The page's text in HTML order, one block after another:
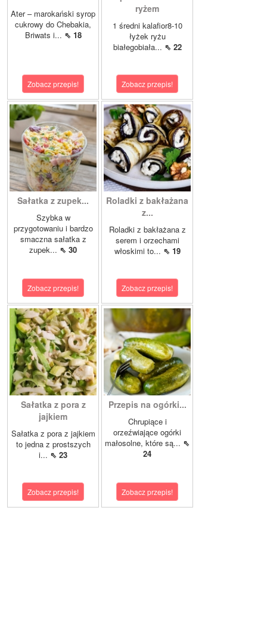
Ater – marokański syrop
cukrowy do Chebakia,
Briwats i... ⇖ 18
Zobacz przepis!
ryżem
1 średni kalafior8-10
łyżek ryżu
białegobiała... ⇖ 22
Zobacz przepis!
Sałatka z zupek...
Szybka w
przygotowaniu i bardzo
smaczna sałatka z
zupek... ⇖ 30
Zobacz przepis!
Roladki z bakłażana
z...
Roladki z bakłażana z
serem i orzechami
włoskimi to... ⇖ 19
Zobacz przepis!
Sałatka z pora z
jajkiem
Sałatka z pora z jajkiem
to jedna z prostszych
i... ⇖ 23
Zobacz przepis!
Przepis na ogórki...
Chrupiące i
orzeźwiające ogórki
małosolne, które są... ⇖
24
Zobacz przepis!